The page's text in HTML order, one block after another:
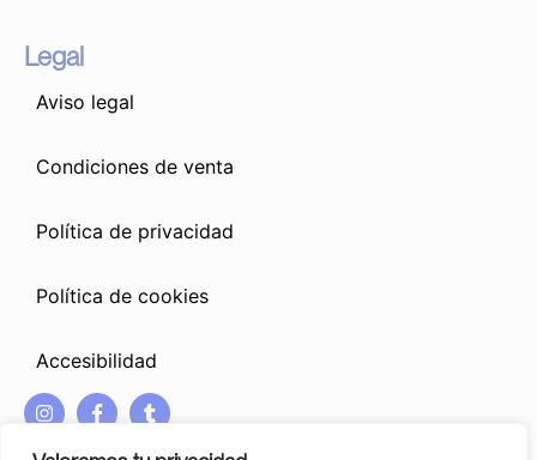
Legal
Aviso legal
Condiciones de venta
Política de privacidad
Política de cookies
Accesibilidad
I
n
s
F
a
c
T
u
m